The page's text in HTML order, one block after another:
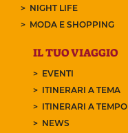
NIGHT LIFE
MODA E SHOPPING
IL TUO VIAGGIO
EVENTI
ITINERARI A TEMA
ITINERARI A TEMPO
NEWS